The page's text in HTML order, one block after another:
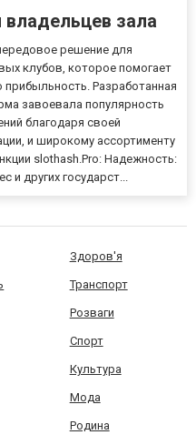
зала
решение для
клубов, которое помогает
Разработанная
завоевала популярность
благодаря своей
и широкому ассортименту
slothash.Pro: Надежность:
других государст...
Здоров'я
Транспорт
Розваги
Спорт
Культура
Мода
Родина